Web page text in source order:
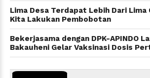
Lima Desa Terdapat Lebih Dari Lima
Kita Lakukan Pembobotan
Bekerjasama dengan DPK-APINDO
Bakauheni Gelar Vaksinasi Dosis